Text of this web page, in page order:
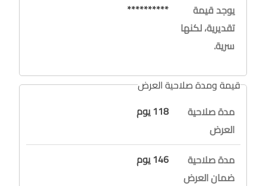
يوجد قيمة
تقديرية، لكنها
سرية.
**********
قيمة ومدة صلاحية العرض
مدة صلاحية
العرض
118 يوم
مدة صلاحية
ضمان العرض
146 يوم